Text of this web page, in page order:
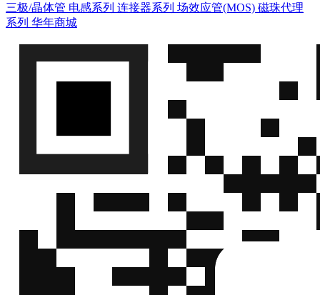
三极/晶体管 电感系列 连接器系列 场效应管(MOS) 磁珠代理
系列 华年商城